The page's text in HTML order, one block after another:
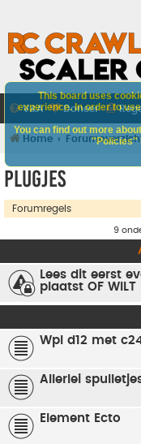
V&A Doneer
Home
Plugjes
Forumregels
9
Lees dit eerst
plaatst OF WILT
Wpl d12 met
Allerlei
Element Ecto
This board uses
experience. In order to
You can find out more
"Policies"